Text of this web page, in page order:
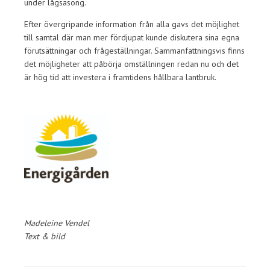
Efter övergripande information från alla gavs det möjlighet
till samtal där man mer fördjupat kunde diskutera sina egna
förutsättningar och frågeställningar. Sammanfattningsvis finns
det möjligheter att påbörja omställningen redan nu och det
är hög tid att investera i framtidens hållbara lantbruk.
Madeleine Vendel
Text & bild